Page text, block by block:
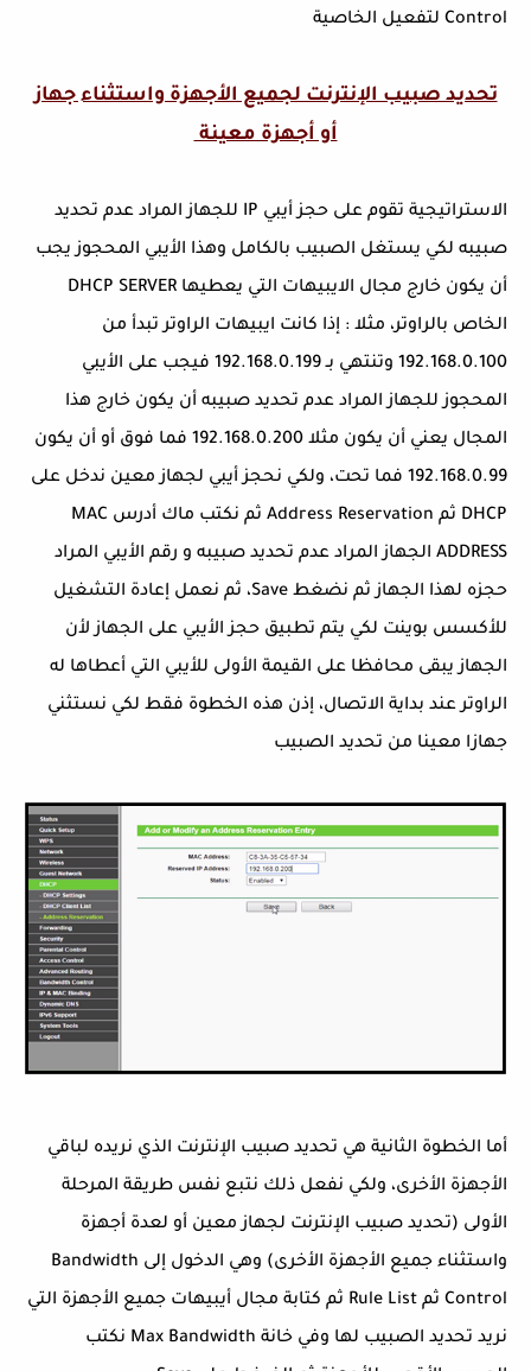
Control لتفعيل الخاصية
تحديد صبيب الإنترنت لجميع الأجهزة واستثناء جهاز
أو أجهزة معينة
الاستراتيجية تقوم على حجز أيبي IP للجهاز المراد عدم تحديد
صبيبه لكي يستغل الصبيب بالكامل وهذا الأيبي المحجوز يجب
أن يكون خارج مجال الايبيهات التي يعطيها DHCP SERVER
الخاص بالراوتر، مثلا : إذا كانت ايبيهات الراوتر تبدأ من
192.168.0.100 وتنتهي بـ 192.168.0.199 فيجب على الأيبي
المحجوز للجهاز المراد عدم تحديد صبيبه أن يكون خارج هذا
المجال يعني أن يكون مثلا 192.168.0.200 فما فوق أو أن يكون
192.168.0.99 فما تحت، ولكي نحجز أيبي لجهاز معين ندخل على
DHCP ثم Address Reservation ثم نكتب ماك أدرس MAC
ADDRESS الجهاز المراد عدم تحديد صبيبه و رقم الأيبي المراد
حجزه لهذا الجهاز ثم نضغط Save، ثم نعمل إعادة التشغيل
للأكسس بوينت لكي يتم تطبيق حجز الأيبي على الجهاز لأن
الجهاز يبقى محافظا على القيمة الأولى للأيبي التي أعطاها له
الراوتر عند بداية الاتصال، إذن هذه الخطوة فقط لكي نستثني
جهازا معينا من تحديد الصبيب
أما الخطوة الثانية هي تحديد صبيب الإنترنت الذي نريده لباقي
الأجهزة الأخرى، ولكي نفعل ذلك نتبع نفس طريقة المرحلة
الأولى (تحديد صبيب الإنترنت لجهاز معين أو لعدة أجهزة
واستثناء جميع الأجهزة الأخرى) وهي الدخول إلى Bandwidth
Control ثم Rule List ثم كتابة مجال أيبيهات جميع الأجهزة التي
نريد تحديد الصبيب لها وفي خانة Max Bandwidth نكتب